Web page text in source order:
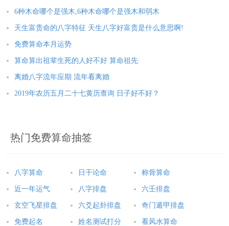
6种木命哪个是强木,6种木命哪个是强木和弱木
天生富贵命的八字特征 天生八字好富贵是什么意思啊!
免费算命本月运势
算命算出祖辈生死的人好不好 算命祖先
离婚八字流年应期 流年看离婚
2019年农历五月二十七黄历查询 日子好不好？
热门免费算命抽签
八字算命 日干论命 称骨算命
近一年运气 八字排盘 六壬排盘
玄空飞星排盘 六爻起卦排盘 奇门遁甲排盘
免费起名 姓名测试打分 看风水算命